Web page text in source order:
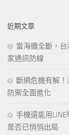
字:
近期文章
當海纜全斷，
家通訊防線
斷網危機有解
防禦全面進化
手機還能用
是否已悄悄出局